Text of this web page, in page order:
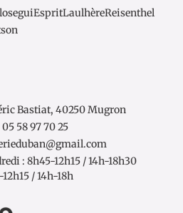
Bastiat, 40250 Mugron
05 58 97 70 25
: 8h45-12h15 / 14h-18h30
/ 14h-18h
EspritLaulhèreReisenthel